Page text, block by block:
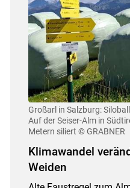
Großarl in Salzburg:
Auf der Seiser-Alm in
Metern siliert © GRABNER
Klimawandel
Weiden